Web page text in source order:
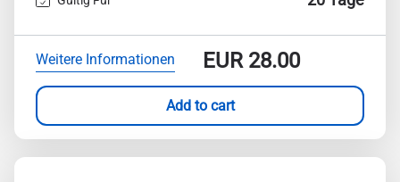
Weitere Informationen EUR28.00
Add to cart